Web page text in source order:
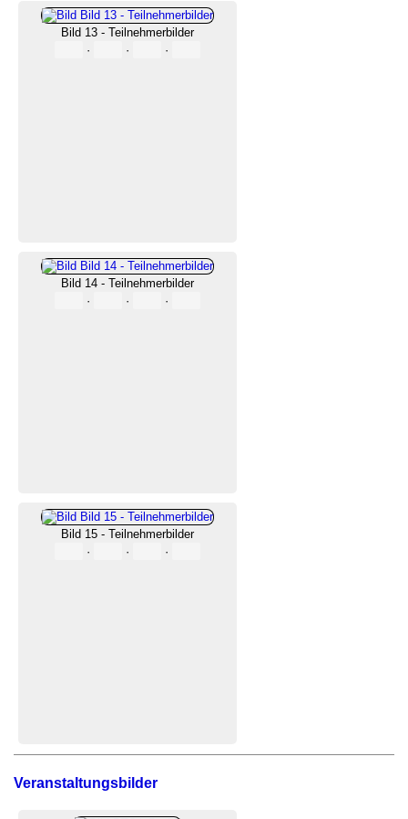
Bild 13 - Teilnehmerbilder
·
· ·
Bild 14 - Teilnehmerbilder
·
· ·
Bild 15 - Teilnehmerbilder
·
· ·
Veranstaltungsbilder